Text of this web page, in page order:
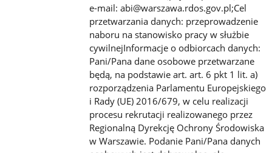
e-mail: abi@warszawa.rdos.gov.pl;Cel
przetwarzania danych: przeprowadzenie
naboru na stanowisko pracy w służbie
cywilnejInformacje o odbiorcach danych:
Pani/Pana dane osobowe przetwarzane
będą, na podstawie art. art. 6 pkt 1 lit. a)
rozporządzenia Parlamentu Europejskiego
i Rady (UE) 2016/679, w celu realizacji
procesu rekrutacji realizowanego przez
Regionalną Dyrekcję Ochrony Środowiska
w Warszawie. Podanie Pani/Pana danych